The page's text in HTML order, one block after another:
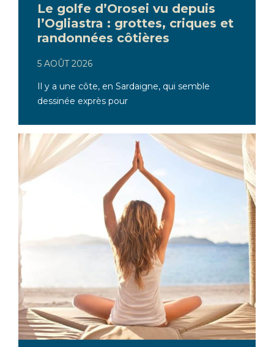
Le golfe d’Orosei vu depuis
l’Ogliastra : grottes, criques et
randonnées côtières
5 AOÛT 2026
Il y a une côte, en Sardaigne, qui semble
dessinée exprès pour